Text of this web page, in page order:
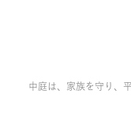
中庭は、家族を守り、